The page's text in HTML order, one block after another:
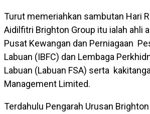
Turut memeriahkan sambutan Hari
Aidilfitri Brighton Group itu ialah ahli
Pusat Kewangan dan Perniagaan
Labuan (IBFC) dan Lembaga
Labuan (Labuan FSA) serta
Management Limited.
Terdahulu Pengarah Urusan